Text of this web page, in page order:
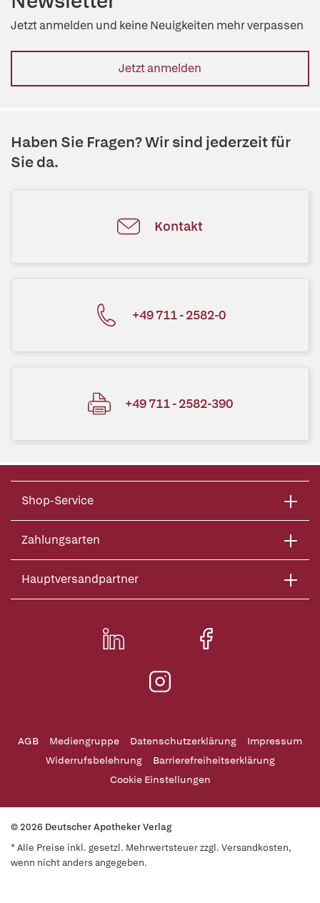
Jetzt anmelden und keine Neuigkeiten mehr verpassen
Jetzt anmelden
Haben Sie Fragen? Wir sind jederzeit für
Sie da.
Kontakt
+49 711 - 2582-0
+49 711 - 2582-390
Shop-Service
Zahlungsarten
Hauptversandpartner
AGB Mediengruppe Datenschutzerklärung
Impressum
Widerrufsbelehrung
Barrierefreiheitserklärung
Cookie Einstellungen
© 2026 Deutscher Apotheker Verlag
* Alle Preise inkl. gesetzl. Mehrwertsteuer zzgl. Versandkosten,
wenn nicht anders angegeben.